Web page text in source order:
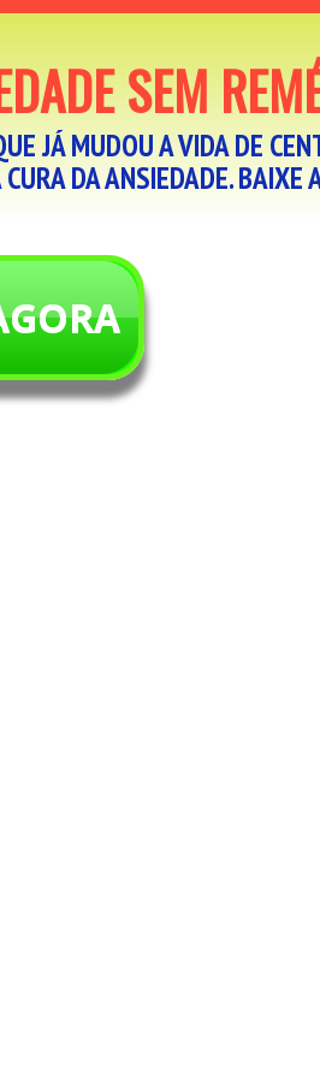
SEM
JÁ MUDOU A VIDA DE
DA ANSIEDADE.